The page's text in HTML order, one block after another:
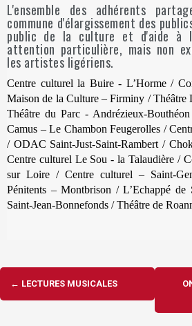
L'ensemble des adhérents
commune d'élargissement des
public de la culture et d'aide à
attention particulière, mais non
les artistes ligériens.
Centre culturel la Buire - L’Horme /
Maison de la Culture – Firminy / Théâtre
Théâtre du Parc - Andrézieux-
Camus – Le Chambon Feugerolles /
/ ODAC Saint-Just-Saint-Rambert /
Centre culturel Le Sou - la Talaudière /
sur Loire / Centre culturel – Saint-
Pénitents – Montbrison / L’Echappé
Saint-Jean-Bonnefonds / Théâtre de
Navigation
d'article
← LECTURES MUSICALES